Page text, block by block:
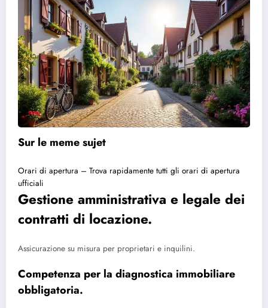
Sur le meme sujet
Orari di apertura – Trova rapidamente tutti gli orari di apertura
ufficiali
Gestione amministrativa e legale dei
contratti di locazione.
Assicurazione su misura per proprietari e inquilini.
Competenza per la diagnostica immobiliare
obbligatoria.